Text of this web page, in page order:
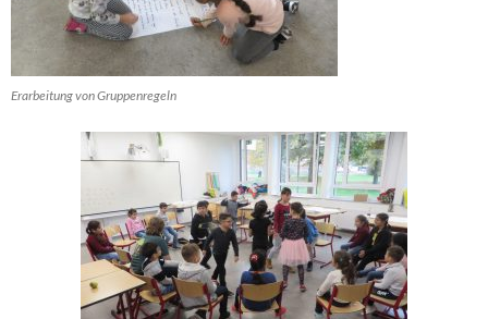
Erarbeitung von Gruppenregeln